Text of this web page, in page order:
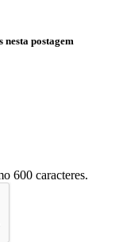
nesta postagem
600 caracteres.